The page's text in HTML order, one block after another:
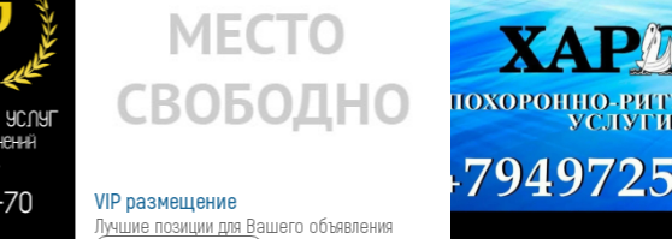
VIP размещение
Лучшие позиции для Вашего объявления